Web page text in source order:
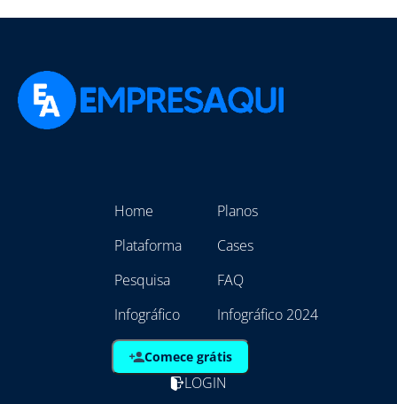
Home
Plataforma
Pesquisa
Infográfico
Planos
Cases
FAQ
Infográfico 2024
Comece grátis
LOGIN